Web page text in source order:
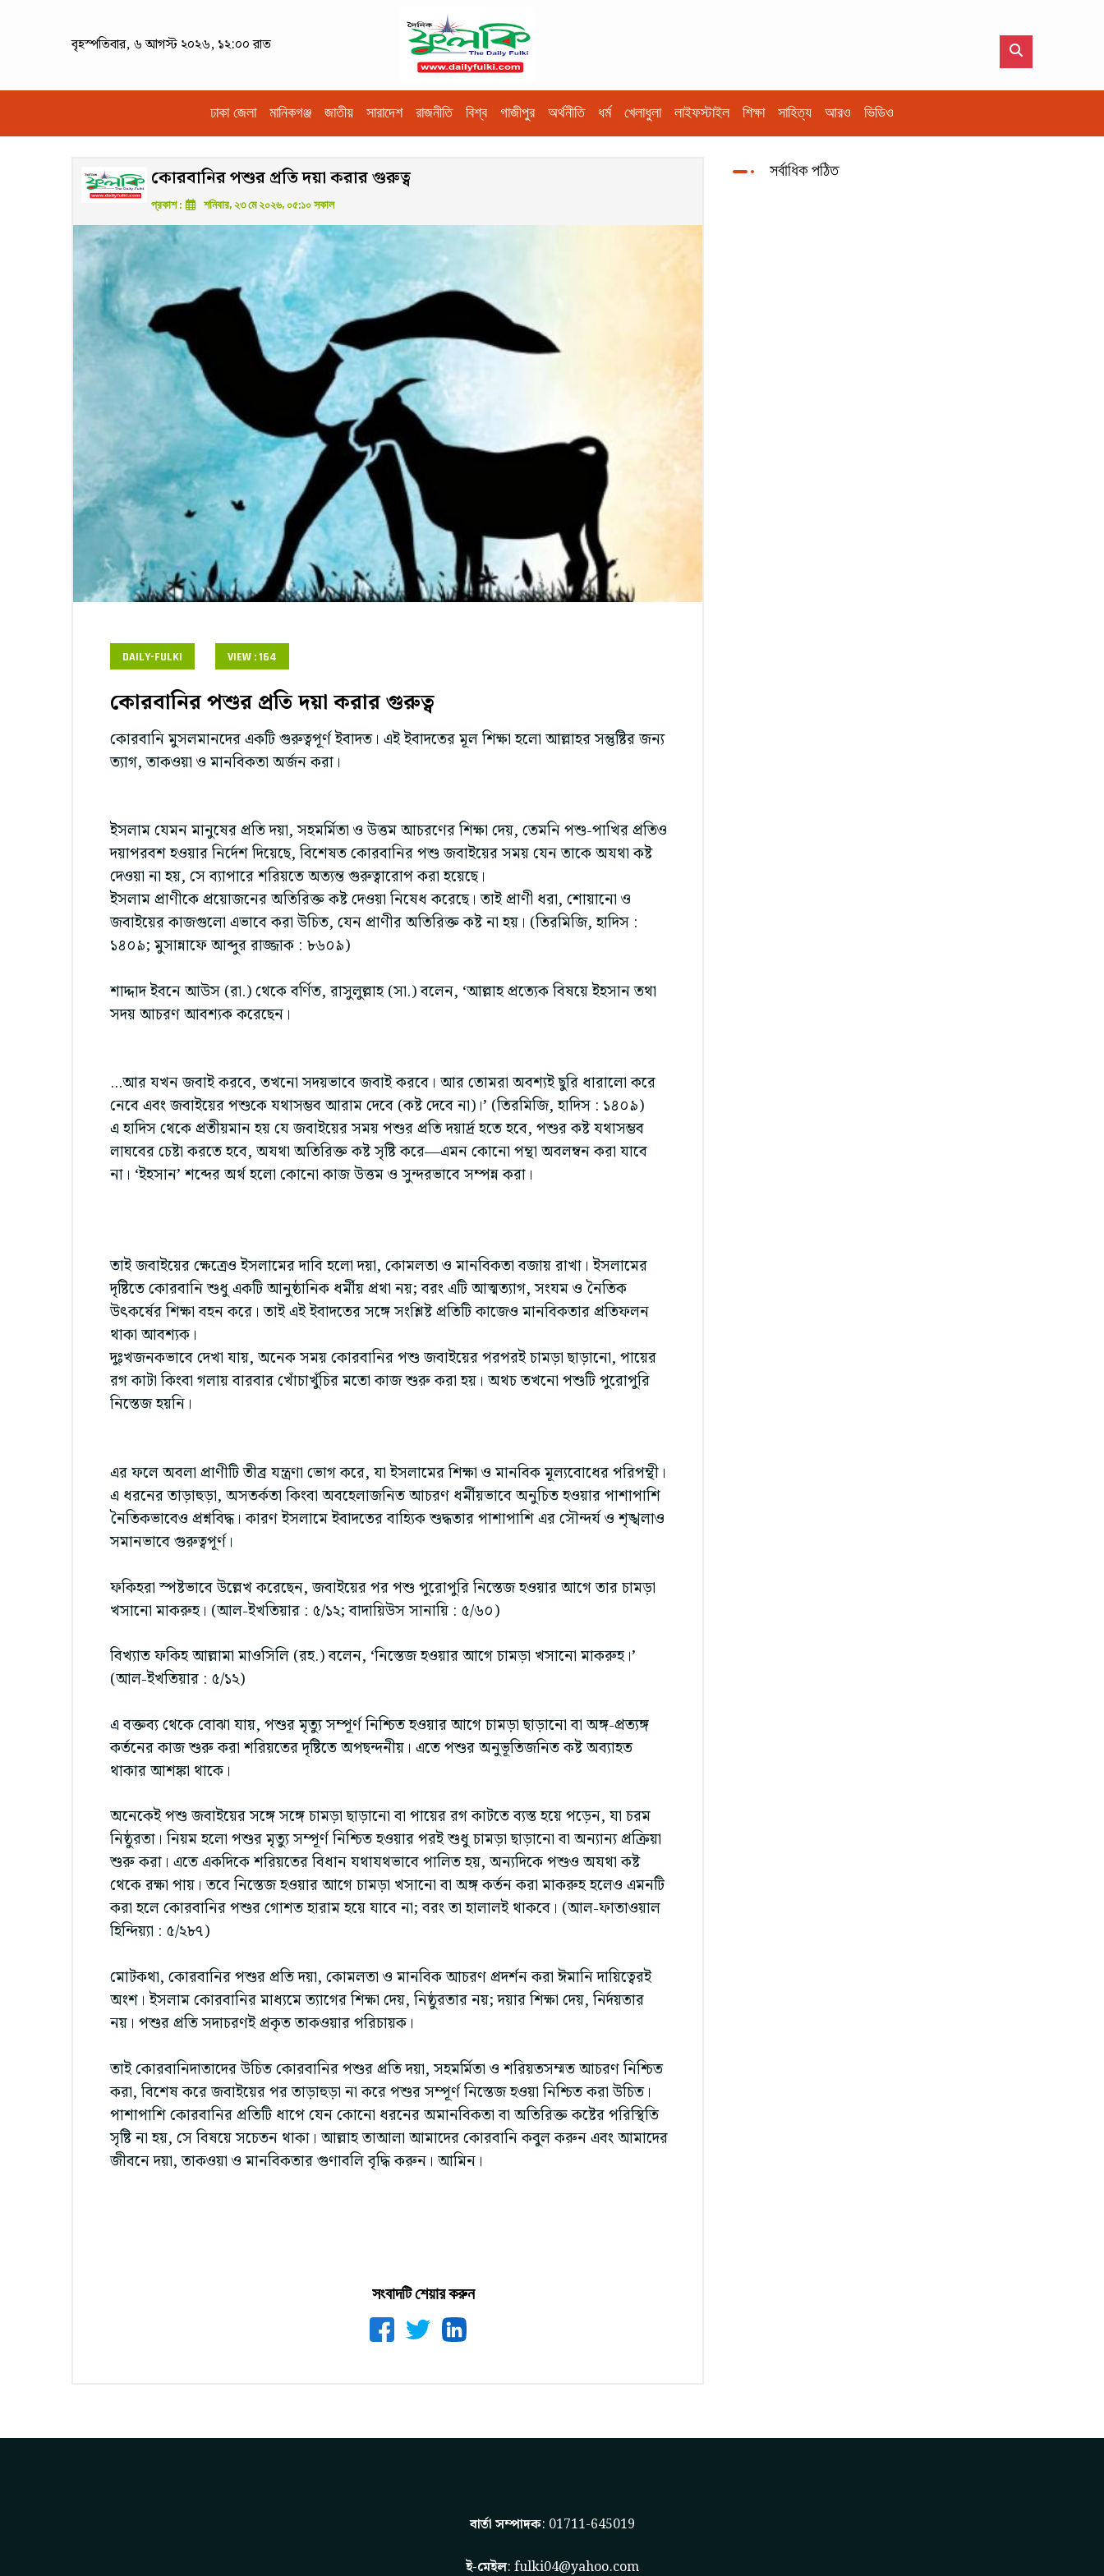
বৃহস্পতিবার, ৬ আগস্ট ২০২৬, ১২:০০ রাত
ঢাকা জেলা মানিকগঞ্জ জাতীয় সারাদেশ রাজনীতি বিশ্ব গাজীপুর অর্থনীতি ধর্ম খেলাধুলা লাইফস্টাইল শিক্ষা সাহিত্য আরও ভিডিও
কোরবানির পশুর প্রতি দয়া করার গুরুত্ব
প্রকাশ : শনিবার, ২৩ মে ২০২৬, ০৫:১০ সকাল
DAILY-FULKI VIEW : 164
কোরবানির পশুর প্রতি দয়া করার গুরুত্ব
কোরবানি মুসলমানদের একটি গুরুত্বপূর্ণ ইবাদত। এই ইবাদতের মূল শিক্ষা হলো আল্লাহর সন্তুষ্টির জন্য
ত্যাগ, তাকওয়া ও মানবিকতা অর্জন করা।
ইসলাম যেমন মানুষের প্রতি দয়া, সহমর্মিতা ও উত্তম আচরণের শিক্ষা দেয়, তেমনি পশু-পাখির প্রতিও
দয়াপরবশ হওয়ার নির্দেশ দিয়েছে, বিশেষত কোরবানির পশু জবাইয়ের সময় যেন তাকে অযথা কষ্ট
দেওয়া না হয়, সে ব্যাপারে শরিয়তে অত্যন্ত গুরুত্বারোপ করা হয়েছে।
ইসলাম প্রাণীকে প্রয়োজনের অতিরিক্ত কষ্ট দেওয়া নিষেধ করেছে। তাই প্রাণী ধরা, শোয়ানো ও
জবাইয়ের কাজগুলো এভাবে করা উচিত, যেন প্রাণীর অতিরিক্ত কষ্ট না হয়। (তিরমিজি, হাদিস :
১৪০৯; মুসান্নাফে আব্দুর রাজ্জাক : ৮৬০৯)
শাদ্দাদ ইবনে আউস (রা.) থেকে বর্ণিত, রাসুলুল্লাহ (সা.) বলেন, ‘আল্লাহ প্রত্যেক বিষয়ে ইহসান তথা
সদয় আচরণ আবশ্যক করেছেন।
...আর যখন জবাই করবে, তখনো সদয়ভাবে জবাই করবে। আর তোমরা অবশ্যই ছুরি ধারালো করে
নেবে এবং জবাইয়ের পশুকে যথাসম্ভব আরাম দেবে (কষ্ট দেবে না)।’ (তিরমিজি, হাদিস : ১৪০৯)
এ হাদিস থেকে প্রতীয়মান হয় যে জবাইয়ের সময় পশুর প্রতি দয়ার্দ্র হতে হবে, পশুর কষ্ট যথাসম্ভব
লাঘবের চেষ্টা করতে হবে, অযথা অতিরিক্ত কষ্ট সৃষ্টি করে—এমন কোনো পন্থা অবলম্বন করা যাবে
না। ‘ইহসান’ শব্দের অর্থ হলো কোনো কাজ উত্তম ও সুন্দরভাবে সম্পন্ন করা।
তাই জবাইয়ের ক্ষেত্রেও ইসলামের দাবি হলো দয়া, কোমলতা ও মানবিকতা বজায় রাখা। ইসলামের
দৃষ্টিতে কোরবানি শুধু একটি আনুষ্ঠানিক ধর্মীয় প্রথা নয়; বরং এটি আত্মত্যাগ, সংযম ও নৈতিক
উৎকর্ষের শিক্ষা বহন করে। তাই এই ইবাদতের সঙ্গে সংশ্লিষ্ট প্রতিটি কাজেও মানবিকতার প্রতিফলন
থাকা আবশ্যক।
দুঃখজনকভাবে দেখা যায়, অনেক সময় কোরবানির পশু জবাইয়ের পরপরই চামড়া ছাড়ানো, পায়ের
রগ কাটা কিংবা গলায় বারবার খোঁচাখুঁচির মতো কাজ শুরু করা হয়। অথচ তখনো পশুটি পুরোপুরি
নিস্তেজ হয়নি।
এর ফলে অবলা প্রাণীটি তীব্র যন্ত্রণা ভোগ করে, যা ইসলামের শিক্ষা ও মানবিক মূল্যবোধের পরিপন্থী।
এ ধরনের তাড়াহুড়া, অসতর্কতা কিংবা অবহেলাজনিত আচরণ ধর্মীয়ভাবে অনুচিত হওয়ার পাশাপাশি
নৈতিকভাবেও প্রশ্নবিদ্ধ। কারণ ইসলামে ইবাদতের বাহ্যিক শুদ্ধতার পাশাপাশি এর সৌন্দর্য ও শৃঙ্খলাও
সমানভাবে গুরুত্বপূর্ণ।
ফকিহরা স্পষ্টভাবে উল্লেখ করেছেন, জবাইয়ের পর পশু পুরোপুরি নিস্তেজ হওয়ার আগে তার চামড়া
খসানো মাকরুহ। (আল-ইখতিয়ার : ৫/১২; বাদায়িউস সানায়ি : ৫/৬০)
বিখ্যাত ফকিহ আল্লামা মাওসিলি (রহ.) বলেন, ‘নিস্তেজ হওয়ার আগে চামড়া খসানো মাকরুহ।’
(আল-ইখতিয়ার : ৫/১২)
এ বক্তব্য থেকে বোঝা যায়, পশুর মৃত্যু সম্পূর্ণ নিশ্চিত হওয়ার আগে চামড়া ছাড়ানো বা অঙ্গ-প্রত্যঙ্গ
কর্তনের কাজ শুরু করা শরিয়তের দৃষ্টিতে অপছন্দনীয়। এতে পশুর অনুভূতিজনিত কষ্ট অব্যাহত
থাকার আশঙ্কা থাকে।
অনেকেই পশু জবাইয়ের সঙ্গে সঙ্গে চামড়া ছাড়ানো বা পায়ের রগ কাটতে ব্যস্ত হয়ে পড়েন, যা চরম
নিষ্ঠুরতা। নিয়ম হলো পশুর মৃত্যু সম্পূর্ণ নিশ্চিত হওয়ার পরই শুধু চামড়া ছাড়ানো বা অন্যান্য প্রক্রিয়া
শুরু করা। এতে একদিকে শরিয়তের বিধান যথাযথভাবে পালিত হয়, অন্যদিকে পশুও অযথা কষ্ট
থেকে রক্ষা পায়। তবে নিস্তেজ হওয়ার আগে চামড়া খসানো বা অঙ্গ কর্তন করা মাকরুহ হলেও এমনটি
করা হলে কোরবানির পশুর গোশত হারাম হয়ে যাবে না; বরং তা হালালই থাকবে। (আল-ফাতাওয়াল
হিন্দিয়্যা : ৫/২৮৭)
মোটকথা, কোরবানির পশুর প্রতি দয়া, কোমলতা ও মানবিক আচরণ প্রদর্শন করা ঈমানি দায়িত্বেরই
অংশ। ইসলাম কোরবানির মাধ্যমে ত্যাগের শিক্ষা দেয়, নিষ্ঠুরতার নয়; দয়ার শিক্ষা দেয়, নির্দয়তার
নয়। পশুর প্রতি সদাচরণই প্রকৃত তাকওয়ার পরিচায়ক।
তাই কোরবানিদাতাদের উচিত কোরবানির পশুর প্রতি দয়া, সহমর্মিতা ও শরিয়তসম্মত আচরণ নিশ্চিত
করা, বিশেষ করে জবাইয়ের পর তাড়াহুড়া না করে পশুর সম্পূর্ণ নিস্তেজ হওয়া নিশ্চিত করা উচিত।
পাশাপাশি কোরবানির প্রতিটি ধাপে যেন কোনো ধরনের অমানবিকতা বা অতিরিক্ত কষ্টের পরিস্থিতি
সৃষ্টি না হয়, সে বিষয়ে সচেতন থাকা। আল্লাহ তাআলা আমাদের কোরবানি কবুল করুন এবং আমাদের
জীবনে দয়া, তাকওয়া ও মানবিকতার গুণাবলি বৃদ্ধি করুন। আমিন।
সংবাদটি শেয়ার করুন
সর্বাধিক পঠিত
বার্তা সম্পাদক: 01711-645019
ই-মেইল: fulki04@yahoo.com